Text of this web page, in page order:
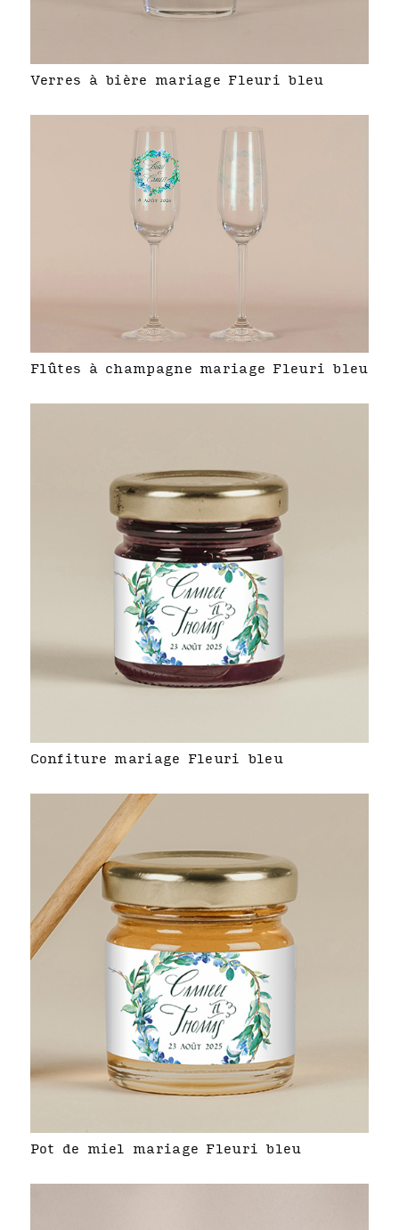
Verres à bière mariage Fleuri bleu
Flûtes à champagne mariage Fleuri bleu
Confiture mariage Fleuri bleu
Pot de miel mariage Fleuri bleu